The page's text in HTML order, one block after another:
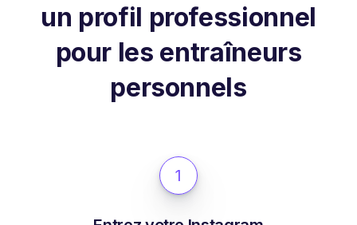
un profil professionnel
pour les entraîneurs
personnels
1